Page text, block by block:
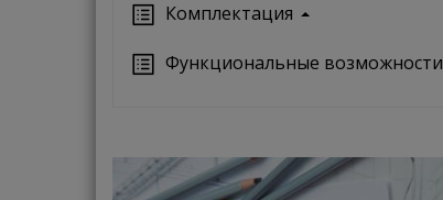
Кoмплектация
Функциональные возможности